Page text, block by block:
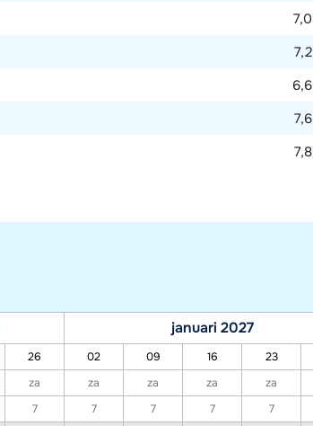
7,0
7,2
6,6
7,6
7,8
januari 2027
26 02 09 16 23
za za za za za
7 7 7 7 7